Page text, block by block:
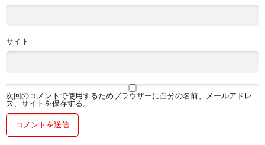
サイト
次回のコメントで使用するためブラウザーに自分の名前、メールアドレ
ス、サイトを保存する。